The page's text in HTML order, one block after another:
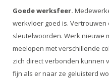
Goede werksfeer.
werkvloer goed is.
sleutelwoorden. Werk nieuwe
meelopen met verschillende
zich direct verbonden kunnen
fijn als er naar ze geluisterd